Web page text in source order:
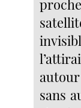
sans